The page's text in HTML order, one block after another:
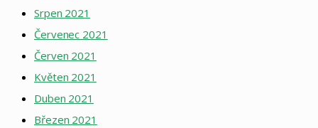
Srpen 2021
Červenec 2021
Červen 2021
Květen 2021
Duben 2021
Březen 2021